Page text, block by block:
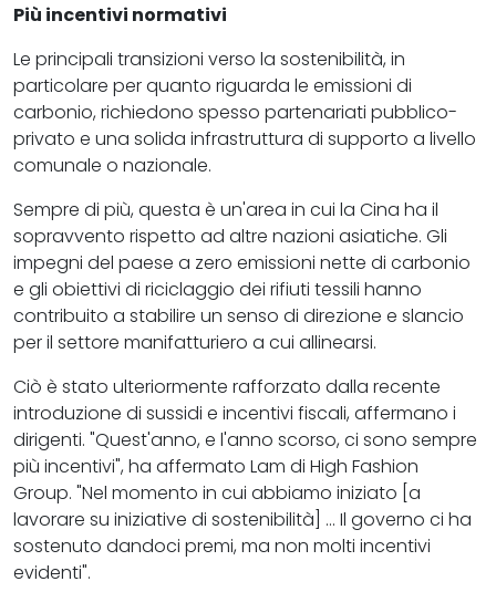
Più incentivi normativi
Le principali transizioni verso la sostenibilità, in
particolare per quanto riguarda le emissioni di
carbonio, richiedono spesso partenariati pubblico-
privato e una solida infrastruttura di supporto a livello
comunale o nazionale.
Sempre di più, questa è un'area in cui la Cina ha il
sopravvento rispetto ad altre nazioni asiatiche. Gli
impegni del paese a zero emissioni nette di carbonio
e gli obiettivi di riciclaggio dei rifiuti tessili hanno
contribuito a stabilire un senso di direzione e slancio
per il settore manifatturiero a cui allinearsi.
Ciò è stato ulteriormente rafforzato dalla recente
introduzione di sussidi e incentivi fiscali, affermano i
dirigenti. "Quest'anno, e l'anno scorso, ci sono sempre
più incentivi", ha affermato Lam di High Fashion
Group. "Nel momento in cui abbiamo iniziato [a
lavorare su iniziative di sostenibilità] ... Il governo ci ha
sostenuto dandoci premi, ma non molti incentivi
evidenti".